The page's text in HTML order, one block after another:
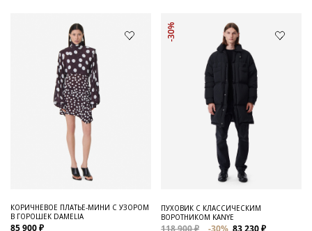
КОРИЧНЕВОЕ ПЛАТЬЕ-МИНИ С УЗОРОМ
В ГОРОШЕК DAMELIA
85 900 ₽
-30%
ПУХОВИК С КЛАССИЧЕСКИМ
ВОРОТНИКОМ KANYE
118 900 ₽ -30% 83 230 ₽